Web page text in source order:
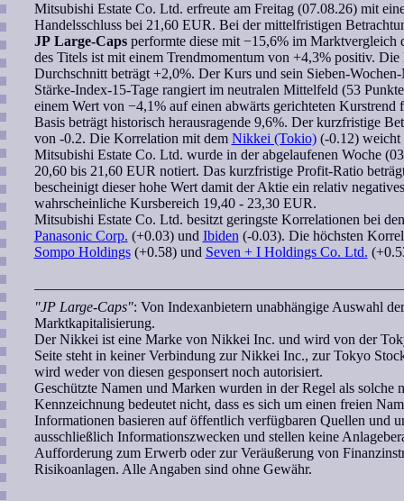
Mitsubishi Estate Co. Ltd. erfreute am Freitag (07.08.26) mit
Handelsschluss bei 21,60 EUR. Bei der mittelfristigen
JP Large-Capsperformte diese mit −15,6% im Marktvergleich
des Titels ist mit einem Trendmomentumvon +4,3% positiv. Die
Durchschnitt beträgt +2,0%. Der Kurs und sein Sieben-Wochen-
Stärke-Index-15-Tagerangiert im neutralen Mittelfeld (53
einem Wert von −4,1% auf einen abwärts gerichteten
Basis beträgt historisch herausragende 9,6%. Der kurzfristige
von -0.2. Die Korrelation mit dem Nikkei (Tokio)(-0.12) weicht
Mitsubishi Estate Co. Ltd. wurde in der abgelaufenen Woche
20,60 bis 21,60 EUR notiert. Das kurzfristige Profit-Ratio
bescheinigt dieser hohe Wert damit der Aktie ein relativ
wahrscheinliche Kursbereich 19,40 - 23,30 EUR.
Mitsubishi Estate Co. Ltd. besitzt geringste Korrelationen bei
Panasonic Corp. (+0.03) und Ibiden (-0.03). Die höchsten
Sompo Holdings(+0.58) und Seven + I Holdings Co. Ltd.
"JP Large-Caps": Von Indexanbietern unabhängige Auswahl
Marktkapitalisierung.
Der Nikkei ist eine Marke von Nikkei Inc. und wird von der
Seite steht in keiner Verbindung zur Nikkei Inc., zur Tokyo
wird weder von diesen gesponsert noch autorisiert.
Geschützte Namen und Marken wurden in der Regel als solche
Kennzeichnung bedeutet nicht, dass es sich um einen freien
Informationen basieren auf öffentlich verfügbaren Quellen und
ausschließlich Informationszwecken und stellen keine
Aufforderung zum Erwerb oder zur Veräußerung von
Risikoanlagen. Alle Angaben sind ohne Gewähr.